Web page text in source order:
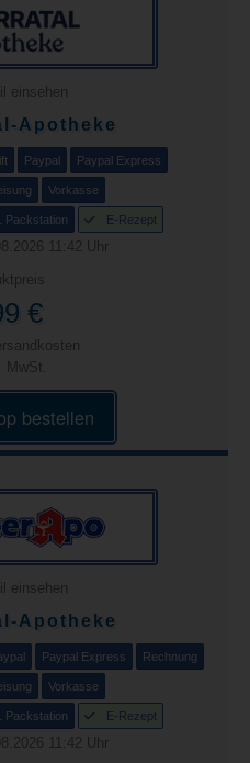
einsehen
Apotheke
Paypal Paypal Express
Vorkasse
Packstation E-Rezept
11:42 Uhr
€
MwSt.
bestellen
einsehen
Apotheke
Paypal Express Rechnung
Vorkasse
Packstation E-Rezept
11:42 Uhr